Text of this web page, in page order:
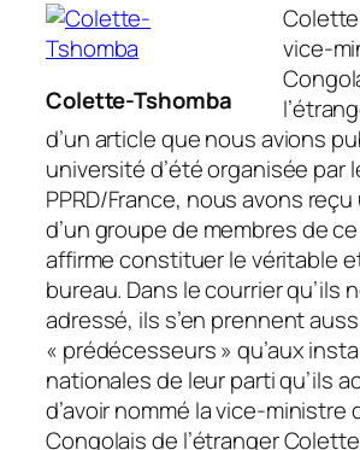
Colette-Tshomba
vice-
d’un article que nous avions
université d’été organisée par
PPRD/France, nous avons
d’un groupe de membres de
affirme constituer le véritable
bureau. Dans le courrier qu’ils
adressé, ils s’en prennent
« prédécesseurs » qu’aux
nationales de leur parti qu’ils
d’avoir nommé la vice-ministre
Congolais de l’étranger